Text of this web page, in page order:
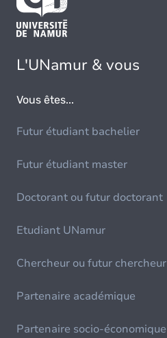
L'UNamur & vous
Vous êtes...
Futur étudiant bachelier
Futur étudiant master
Doctorant ou futur doctorant
Etudiant UNamur
Chercheur ou futur chercheur
Partenaire académique
Partenaire socio-économique